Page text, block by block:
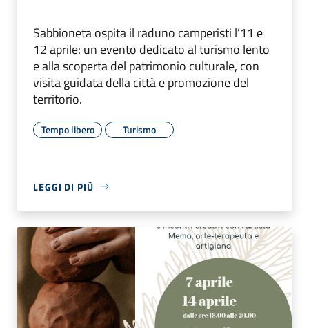
Sabbioneta ospita il raduno camperisti l’11 e
12 aprile: un evento dedicato al turismo lento
e alla scoperta del patrimonio culturale, con
visita guidata della città e promozione del
territorio.
Tempo libero Turismo
LEGGI DI PIÙ